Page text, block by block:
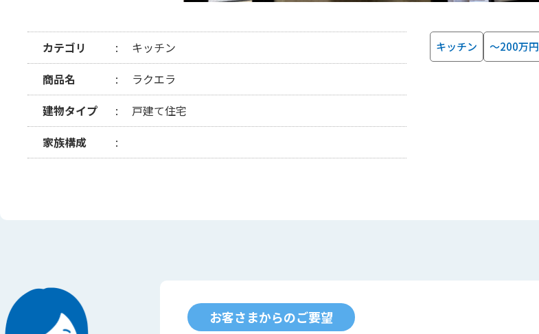
カテゴリ
キッチン
商品名
ラクエラ
建物タイプ
戸建て住宅
家族構成
キッチン ～200万円
お客さまからのご要望